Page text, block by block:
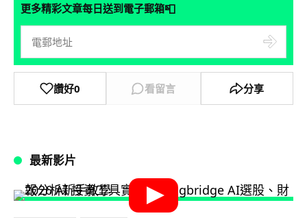
更多精彩文章每日送到電子郵箱📮
讚好0 看留言 分享
最新影片